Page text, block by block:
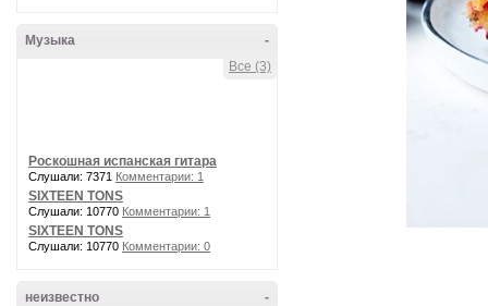
-
Музыка
Все (3)
Роскошная испанская гитара
Слушали: 7371 Комментарии: 1
SIXTEEN TONS
Слушали: 10770 Комментарии: 1
SIXTEEN TONS
Слушали: 10770 Комментарии: 0
-
неизвестно